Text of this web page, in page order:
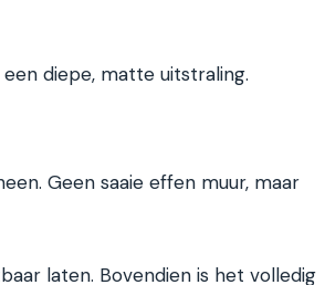
diepe, matte uitstraling.
Geen saaie effen muur, maar
laten. Bovendien is het volledig